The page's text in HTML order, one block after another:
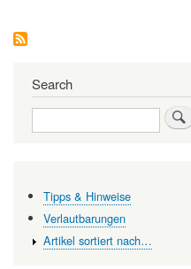
Search
Search
Tipps & Hinweise
Verlautbarungen
Artikel sortiert nach…